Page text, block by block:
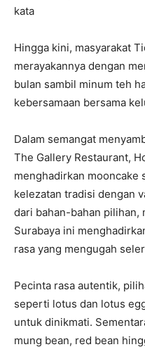
kata
Hingga kini, masyarakat
merayakannya dengan
bulan sambil minum teh
kebersamaan bersama
Dalam semangat
The Gallery Restaurant,
menghadirkan mooncake
kelezatan tradisi dengan
dari bahan-bahan pilihan,
Surabaya ini
rasa yang mengugah
Pecinta rasa autentik,
seperti lotus dan lotus
untuk dinikmati.
mung bean, red bean